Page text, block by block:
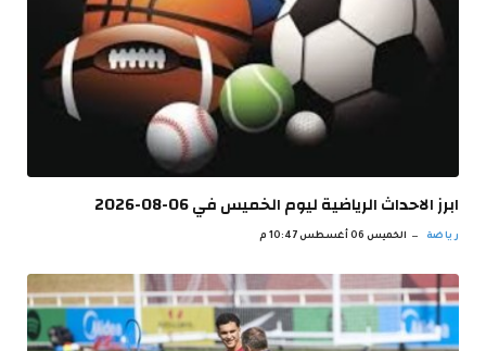
ابرز الاحداث الرياضية ليوم الخميس في 06-08-2026
رياضة الخميس 06 أغسطس 10:47 م